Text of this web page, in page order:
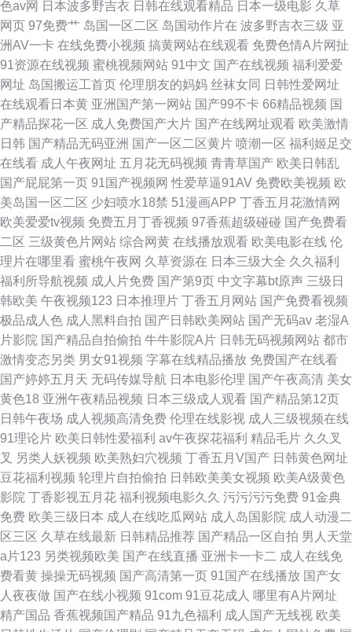
色av网 日本波多野吉衣 日韩在线观看精品 日本一级电影 久草
网页 97免费艹 岛国一区二区 岛国动作片在 波多野吉衣三级 亚
洲AV一卡 在线免费小视频 搞黄网站在线观看 免费色情A片网扯
91资源在线视频 蜜桃视频网站 91中文 国产在线视频 福利爱爱
网址 岛国搬运工首页 伦理朋友的妈妈 丝袜女同 日韩性爱网址
在线观看日本黄 亚洲国产第一网站 国产99不卡 66精品视频 国
产精品探花一区 成人免费国产大片 国产在线网址观看 欧美激情
日韩 国产精品无码亚洲 国产一区二区黄片 喷潮一区 福利姬足交
在线看 成人午夜网址 五月花无码视频 青青草国产 欧美日韩乱
国产屁屁第一页 91国产视频网 性爱草逼91AV 免费欧美视频 欧
美岛国一区二区 少妇喷水18禁 51漫画APP 丁香五月花激情网
欧美爱爱tv视频 免费五月丁香视频 97香蕉超级碰碰 国产免费看
二区 三级黄色片网站 综合网黄 在线播放观看 欧美电影在线 伦
理片在哪里看 蜜桃午夜网 久草资源在 日本三级大全 久久福利
福利所导航视频 成人片免费 国产第9页 中文字幕bt原声 三级日
韩欧美 午夜视频123 日本推理片 丁香五月网站 国产免费看视频
极品成人色 成人黑料自拍 国产日韩欧美网站 国产无码av 老湿A
片影院 国产精品自拍偷拍 牛牛影院A片 日韩无码视频网站 都市
激情变态另类 男女91视频 字幕在线精品播放 免费国产在线看
国产婷婷五月天 无码传媒导航 日本电影伦理 国产午夜高清 美女
黄色18 亚洲午夜精品视频 日本三级成人观看 国产精品第12页
日韩午夜场 成人视频高清免费 伦理在线影视 成人三级视频在线
91理论片 欧美日韩性爱福利 av午夜探花福利 精品毛片 久久叉
叉 另类人妖视频 欧美熟妇穴视频 丁香五月V国产 日韩黄色网址
豆花福利视频 轮理片自拍偷拍 日韩欧美美女视频 欧美A级黄色
影院 丁香影视五月花 福利视频电影久久 污污污污免费 91金典
免费 欧美三级日本 成人在线吃瓜网站 成人岛国影院 成人动漫二
区三区 久草在线最新 日韩精品推荐 国产精品一区自拍 男人天堂
a片123 另类视频欧美 国产在线直播 亚洲卡一卡二 成人在线免
费看黄 操操无码视频 国产高清第一页 91国产在线播放 国产女
人夜夜做 国产在线小视频 91com 91豆花成人 哪里有A片网址
精产国品 香蕉视频国产精品 91九色福利 成人国产无线视 欧美